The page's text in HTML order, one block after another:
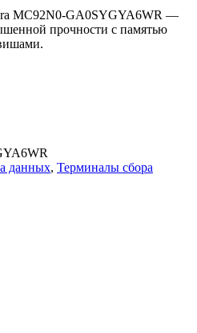
MC92N0-GA0SYGYA6WR —
прочности с памятью
.
данных, Терминалы сбора